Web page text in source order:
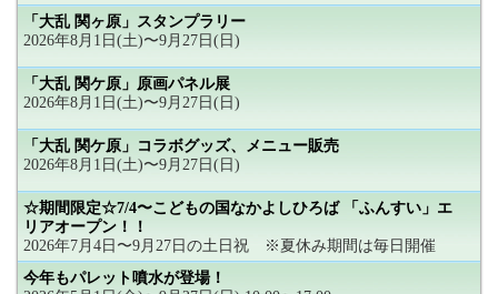
「大乱 関ヶ原」スタンプラリー
2026年8月1日(土)〜9月27日(日)
「大乱 関ケ原」原画パネル展
2026年8月1日(土)〜9月27日(日)
「大乱 関ケ原」コラボグッズ、メニュー販売
2026年8月1日(土)〜9月27日(日)
☆期間限定☆7/4〜こどもの国なかよしひろば 「ふんすい」エ
リアオープン！！
2026年7月4日〜9月27日の土日祝 ※夏休み期間は毎日開催
今年もパレット噴水が登場！